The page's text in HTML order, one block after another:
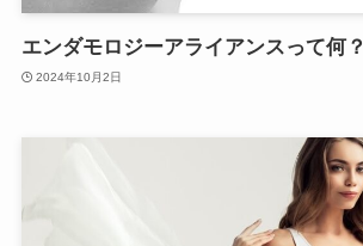
エンダモロジーアライアンスって何
2024年10月2日